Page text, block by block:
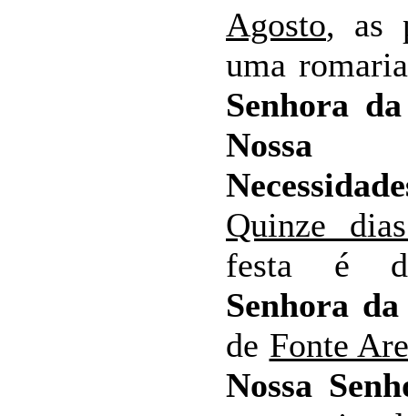
Agosto, as
uma
Senhora
Nossa
Quinze
festa é
Senhora da
de Fonte
Nossa